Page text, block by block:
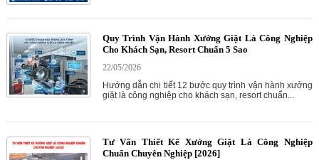
Quy Trình Vận Hành Xưởng Giặt Là Công Nghiệp
Cho Khách Sạn, Resort Chuẩn 5 Sao
22/05/2026
Hướng dẫn chi tiết 12 bước quy trình vận hành xưởng
giặt là công nghiệp cho khách sạn, resort chuẩn...
Tư Vấn Thiết Kế Xưởng Giặt Là Công Nghiệp
Chuẩn Chuyên Nghiệp [2026]